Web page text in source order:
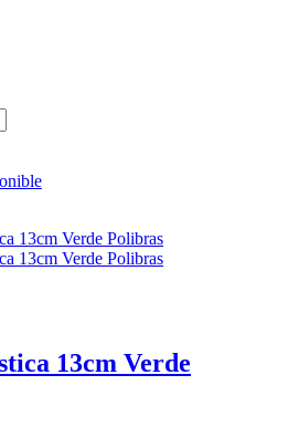
13cm Verde